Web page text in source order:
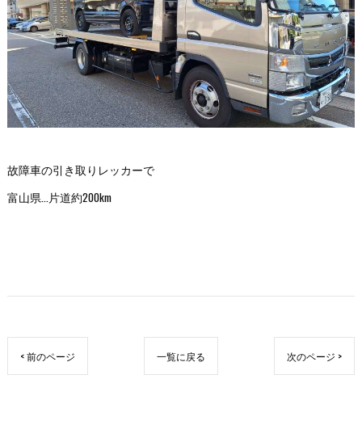
故障車の引き取りレッカーで
富山県…片道約200km
< 前のページ 一覧に戻る 次のページ >